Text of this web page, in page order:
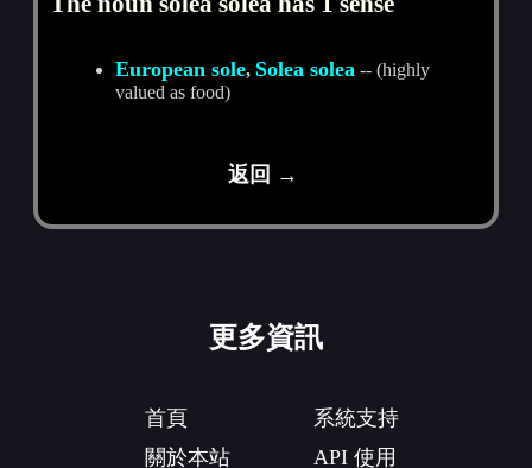
European sole, Solea solea -- (highly
valued as food)
返回 →
更多資訊
首頁
關於本站
系統支持
API 使用